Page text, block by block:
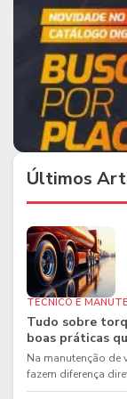
Últimos
TÉCNICO E
Tudo sobre
boas práticas
Na manutenção de
fazem diferença